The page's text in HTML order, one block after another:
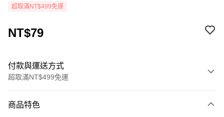
超取滿NT$499免運
NT$79
付款與運送方式
超取滿NT$499免運
icash Pay
商品特色